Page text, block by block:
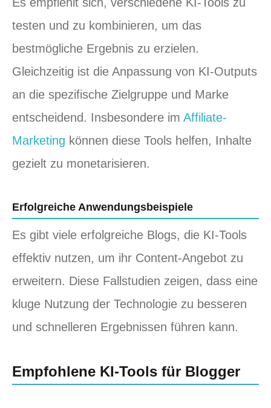
testen und zu kombinieren, um das
bestmögliche Ergebnis zu erzielen.
Gleichzeitig ist die Anpassung von KI-Outputs
an die spezifische Zielgruppe und Marke
entscheidend. Insbesondere im Affiliate-
Marketing können diese Tools helfen, Inhalte
gezielt zu monetarisieren.
Erfolgreiche Anwendungsbeispiele
Es gibt viele erfolgreiche Blogs, die KI-Tools
effektiv nutzen, um ihr Content-Angebot zu
erweitern. Diese Fallstudien zeigen, dass eine
kluge Nutzung der Technologie zu besseren
und schnelleren Ergebnissen führen kann.
Empfohlene KI-Tools für Blogger